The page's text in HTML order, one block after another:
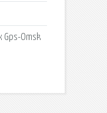
Gps-Omsk